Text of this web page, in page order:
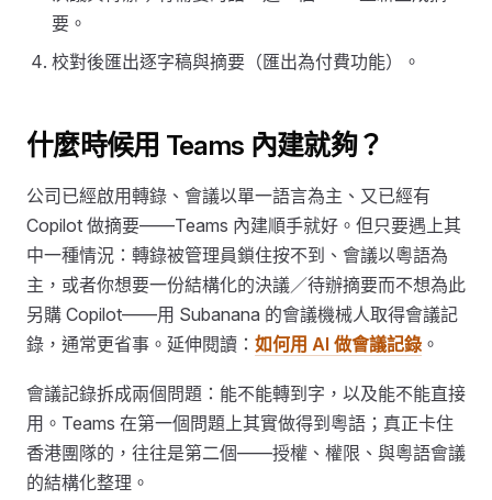
要。
校對後匯出逐字稿與摘要（匯出為付費功能）。
什麼時候用 Teams 內建就夠？
公司已經啟用轉錄、會議以單一語言為主、又已經有
Copilot 做摘要——Teams 內建順手就好。但只要遇上其
中一種情況：轉錄被管理員鎖住按不到、會議以粵語為
主，或者你想要一份結構化的決議／待辦摘要而不想為此
另購 Copilot——用 Subanana 的會議機械人取得會議記
錄，通常更省事。延伸閱讀： 如何用 AI 做會議記錄 。
會議記錄拆成兩個問題：能不能轉到字，以及能不能直接
用。Teams 在第一個問題上其實做得到粵語；真正卡住
香港團隊的，往往是第二個——授權、權限、與粵語會議
的結構化整理。